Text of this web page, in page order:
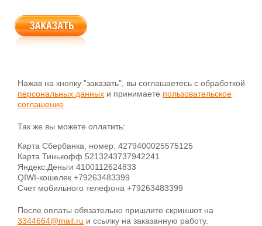
Нажав на кнопку "заказать", вы соглашаетесь с обработкой
персональных данных и принимаете пользовательское
соглашение
Так же вы можете оплатить:
Карта Сбербанка, номер: 4279400025575125
Карта Тинькофф 5213243737942241
Яндекс.Деньги 4100112624833
QIWI-кошелек +79263483399
Счет мобильного телефона +79263483399
После оплаты обязательно пришлите скриншот на
3344664@mail.ru и ссылку на заказанную работу.